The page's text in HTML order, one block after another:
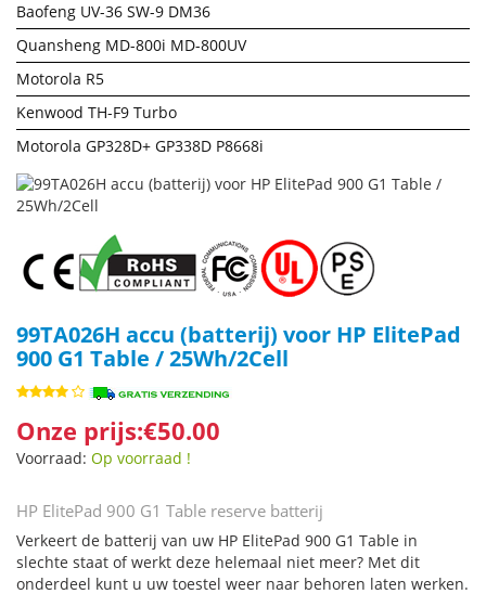
Baofeng UV-36 SW-9 DM36
Quansheng MD-800i MD-800UV
Motorola R5
Kenwood TH-F9 Turbo
Motorola GP328D+ GP338D P8668i
99TA026H accu (batterij) voor HP ElitePad
900 G1 Table / 25Wh/2Cell
Onze prijs:€50.00
Voorraad: Op voorraad !
HP ElitePad 900 G1 Table reserve batterij
Verkeert de batterij van uw HP ElitePad 900 G1 Table in
slechte staat of werkt deze helemaal niet meer? Met dit
onderdeel kunt u uw toestel weer naar behoren laten werken.